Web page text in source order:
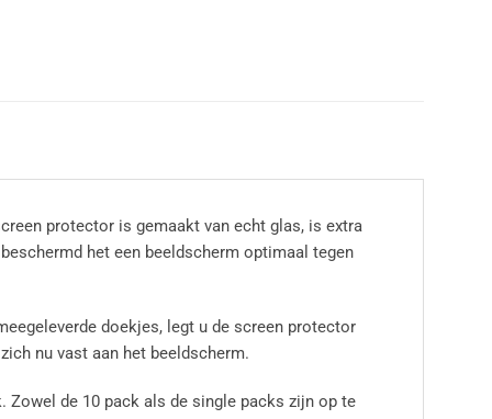
protector is gemaakt van echt glas, is extra
het een beeldscherm optimaal tegen
doekjes, legt u de screen protector
nu vast aan het beeldscherm.
Zowel de 10 pack als de single packs zijn op te